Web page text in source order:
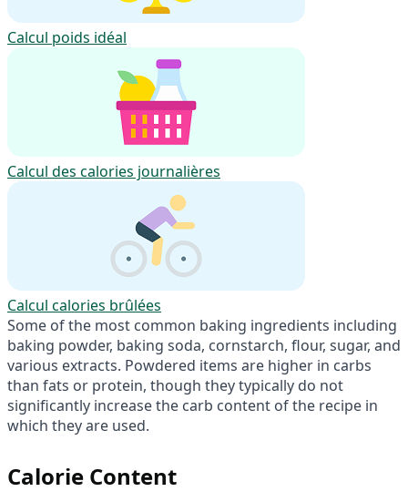
Calcul poids idéal
Calcul des calories journalières
Calcul calories brûlées
Some of the most common baking ingredients including
baking powder, baking soda, cornstarch, flour, sugar, and
various extracts. Powdered items are higher in carbs
than fats or protein, though they typically do not
significantly increase the carb content of the recipe in
which they are used.
Calorie Content